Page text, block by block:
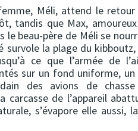
Méli, attend le
tandis que Max,
le beau-père de Méli se
survole la plage du
ce que l’armée de
sur un fond uniforme,
des avions de
de l’appareil
s’évapore elle aussi,